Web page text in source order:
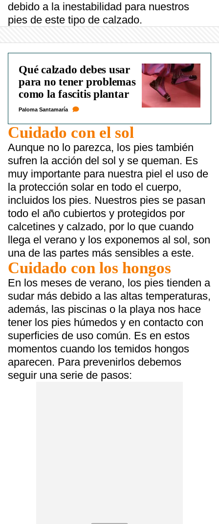
debido a la inestabilidad para nuestros
pies de este tipo de calzado.
Qué calzado debes usar
para no tener problemas
como la fascitis plantar
Paloma Santamaría
Cuidado con el sol
Aunque no lo parezca, los pies también
sufren la acción del sol y se queman. Es
muy importante para nuestra piel el uso de
la protección solar en todo el cuerpo,
incluidos los pies. Nuestros pies se pasan
todo el año cubiertos y protegidos por
calcetines y calzado, por lo que cuando
llega el verano y los exponemos al sol, son
una de las partes más sensibles a este.
Cuidado con los hongos
En los meses de verano, los pies tienden a
sudar más debido a las altas temperaturas,
además, las piscinas o la playa nos hace
tener los pies húmedos y en contacto con
superficies de uso común. Es en estos
momentos cuando los temidos hongos
aparecen. Para prevenirlos debemos
seguir una serie de pasos: